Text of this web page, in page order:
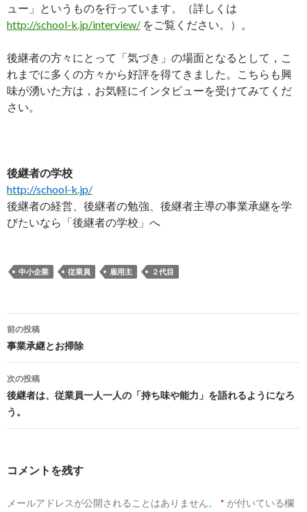
ュー」というものを行っています。（詳しくは
http://school-k.jp/interview/ をご覧ください。）。
後継者の方々にとって「気づき」の場面となるとして，こ
れまでに多くの方々から好評を得てきました。こちらも興
味が湧いた方は，お気軽にインタビューを受けてみてくだ
さい。
後継者の学校
http://school-k.jp/
後継者の経営、後継者の勉強、後継者主導の事業承継を学
びたいなら「後継者の学校」へ
中小企業 従業員 雇用主 ２代目
投
稿
ナ
ビ
ー
前の投稿
事業承継とお掃除
次の投稿
後継者は、従業員一人一人の「持ち味や能力」を語れるようになろ
う。
コメントを残す
メールアドレスが公開されることはありません。 * が付いている欄